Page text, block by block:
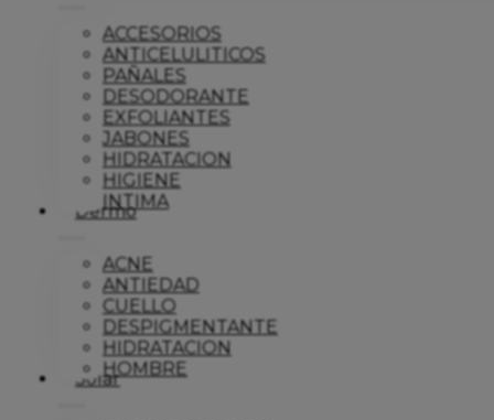
ACCESORIOS
ANTICELULITICOS
PAÑALES
DESODORANTE
EXFOLIANTES
JABONES
HIDRATACION
HIGIENE
INTIMA
Dermo
ACNE
ANTIEDAD
CUELLO
DESPIGMENTANTE
HIDRATACION
HOMBRE
Solar